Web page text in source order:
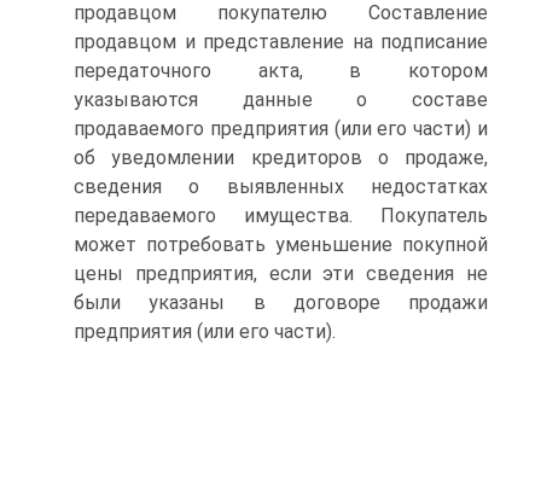
продавцом покупателю Составление
продавцом и представление на подписание
передаточного акта, в котором
указываются данные о составе
продаваемого предприятия (или его части) и
об уведомлении кредиторов о продаже,
сведения о выявленных недостатках
передаваемого имущества. Покупатель
может потребовать уменьшение покупной
цены предприятия, если эти сведения не
были указаны в договоре продажи
предприятия (или его части).